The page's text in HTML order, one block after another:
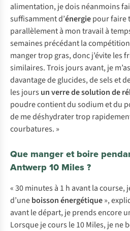
alimentation, je dois néanmoins
suffisamment d’énergiepour faire
parallèlement à mon travail à
semaines précédant la
manger trop gras, donc j’évite les
similaires. Trois jours avant, je
davantage de glucides, de sels et
les jours un verre de solution de
poudre contient du sodium et du
de me déshydrater trop
courbatures. »
Que manger et boire
Antwerp 10 Miles ?
« 30 minutes à 1 h avant la course,
d’uneboisson énergétique»,
avant le départ, je prends encore
Lorsque je cours le 10 Miles, je ne